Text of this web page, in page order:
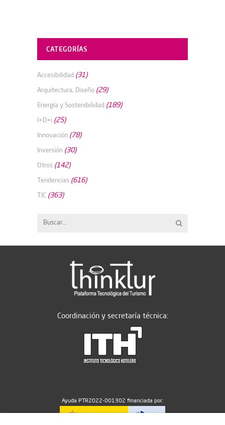
CATEGORÍAS
Accesibilidad (31)
Arquitectura, Diseño (29)
Energía y Sostenibilidad (189)
I+D+i (25)
Innovación (78)
Inversión (30)
Otros (142)
Tendencias (616)
TIC (363)
Coordinación y secretaría técnica:
Ayuda PTR2022-001302 financiada por: